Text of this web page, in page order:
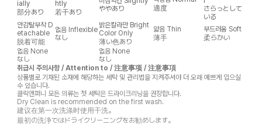
ially
部分あり
htly
若干あり
ややあり
適度
さらっとして
いる
안감탈부착 D
etachable
脱着可能
없음 Inflexible
なし
밝은칼라만 Bright
Color Only
薄い色あり
얇음 Thin
薄手
부드러움 Soft
柔らかい
없음 None
なし
없음 None
なし
취급시 주의사항 / Attention to / 注意事项 / 注意事項
상품별로 기재된 소재에 해당하는 세탁 및 관리법을 지켜주셔야 더 오래 예쁘게 입으실
수 있습니다.
클릭앤퍼니 모든 의류는 첫 세탁은 드라이크리닝을 권장합니다.
Dry Clean is recommended on the first wash.
建议在第一次洗涤时使用干洗。
最初の洗浄ではドライクリーニングをお勧めします。